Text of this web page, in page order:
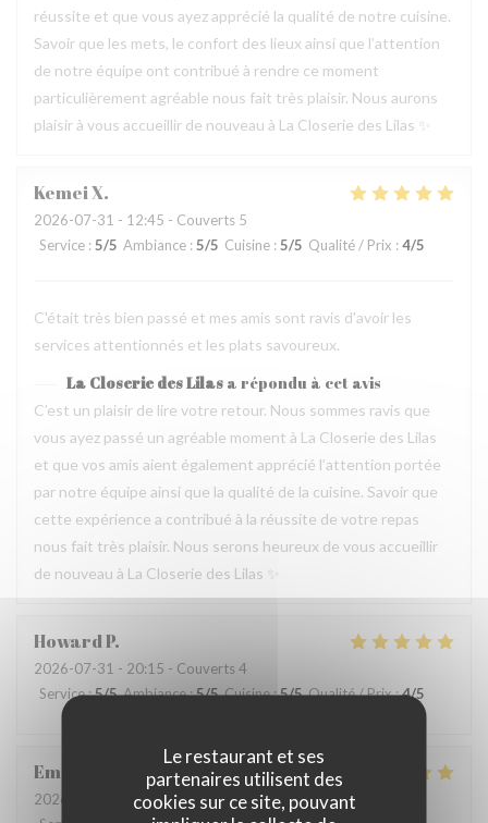
Le restaurant et ses
partenaires utilisent des
cookies sur ce site, pouvant
réussite et que vous ayez apprécié la qualité de notre cuisine.
Savoir que les mets, le confort des lieux ainsi que l’attention
de notre équipe ont contribué à rendre ce moment
particulièrement agréable nous fait très plaisir. Nous aurons
plaisir à vous accueillir de nouveau à La Closerie des Lilas ✨
KemeiX
2026-07-31 - 12:45 - Couverts 5
Service : 5/5 Ambiance : 5/5 Cuisine : 5/5 Qualité / Prix : 4/5
C'était très bien passé et mes amis sont ravis d'avoir les
services attentionnés et les plats savoureux.
La Closerie des Lilas a répondu à cet avis
C’est un plaisir de lire votre retour. Nous sommes ravis que
vous ayez passé un agréable moment à La Closerie des Lilas
et que vos amis aient également apprécié l’attention portée
par notre équipe ainsi que la qualité de la cuisine. Savoir que
cette expérience a contribué à la réussite de votre repas
nous fait très plaisir. Nous serons heureux de vous accueillir
de nouveau à La Closerie des Lilas ✨
HowardP
2026-07-31 - 20:15 - Couverts 4
Service:5/5 Ambiance:5/5 Cuisine:5/5 Qualité / Prix:4/5
Emanuele
2026-07-31
- 20:30 - Couverts 2